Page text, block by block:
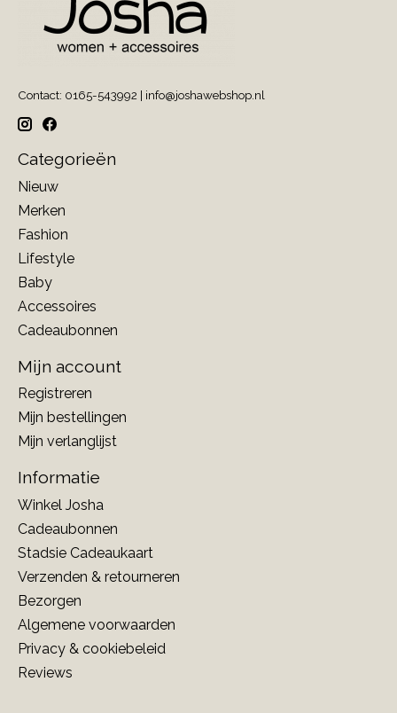
Contact: 0165-543992 | info@joshawebshop.nl
Categorieën
Nieuw
Merken
Fashion
Lifestyle
Baby
Accessoires
Cadeaubonnen
Mijn account
Registreren
Mijn bestellingen
Mijn verlanglijst
Informatie
Winkel Josha
Cadeaubonnen
Stadsie Cadeaukaart
Verzenden & retourneren
Bezorgen
Algemene voorwaarden
Privacy & cookiebeleid
Reviews